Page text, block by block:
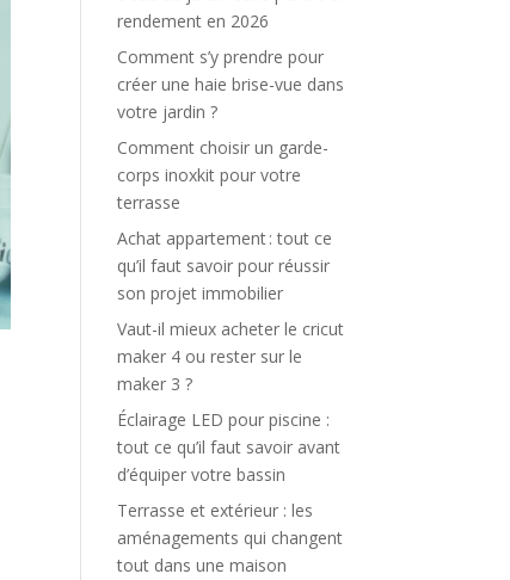
rendement en 2026
Comment s’y prendre pour
créer une haie brise-vue dans
votre jardin ?
Comment choisir un garde-
corps inoxkit pour votre
terrasse
Achat appartement : tout ce
qu’il faut savoir pour réussir
son projet immobilier
Vaut-il mieux acheter le cricut
maker 4 ou rester sur le
maker 3 ?
Éclairage LED pour piscine :
tout ce qu’il faut savoir avant
d’équiper votre bassin
Terrasse et extérieur : les
aménagements qui changent
tout dans une maison